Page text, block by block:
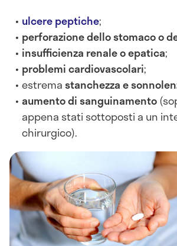
ulcere peptiche;
perforazione dello stomaco o
insufficienza renale o epatica;
problemi cardiovascolari;
estremastanchezza e
aumento di sanguinamento
appena stati sottoposti a un
chirurgico).